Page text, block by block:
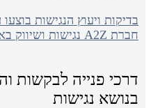
בדיקות ויעוץ הנגישות בוצעו
חברת A2Z נגישות ושיווק באינטרנט
דרכי פנייה לבקשות
בנושא נגישות